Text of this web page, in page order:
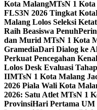
Kota MalangMTsN 1
FLS3N 2026 Tingkat Kota
Malang Lolos Seleksi
Raih Beasiswa Penuh
dan Murid MTsN 1 Kota
GramediaDari Dialog ke
Perkuat Pencegahan
Lolos Desk Evaluasi
IIMTsN 1 Kota Malang
2026 Piala Wali Kota
2026: Satu Atlet MTsN 1
ProvinsiHari Pertama UM